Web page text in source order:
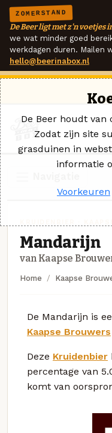
ZOMERSTAND
De Beer ligt met z'n voetjes
we wat minder goed
werkdagen duren. Mailen
hello@beerinabox.nl
Mandarijn
van Kaapse
Home Kaapse
De Mandarijn is
Kaapse Brouwers
Deze Kruidenbier
percentage van
komt van
De Beer houdt van
Zodat zijn site
grasduinen in
informatie
Voorkeuren